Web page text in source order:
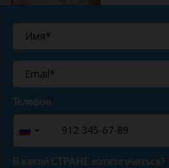
Телефон*
Russia
+7
В какой СТРАНЕ хотите учиться?*